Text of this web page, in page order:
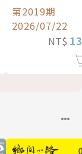
第2019期
2026/07/22
NT$